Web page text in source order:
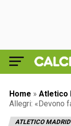
Home » Atletico
Allegri: «Devono
ATLETICO MADRID